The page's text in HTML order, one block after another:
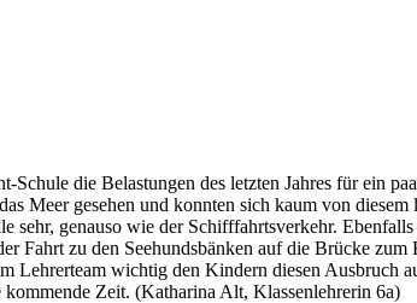
die Belastungen des letzten Jahres für ein
Meer gesehen und konnten sich kaum von
sehr, genauso wie der Schifffahrtsverkehr.
zu den Seehundsbänken auf die Brücke
wichtig den Kindern diesen Ausbruch
Zeit. (Katharina Alt, Klassenlehrerin 6a)